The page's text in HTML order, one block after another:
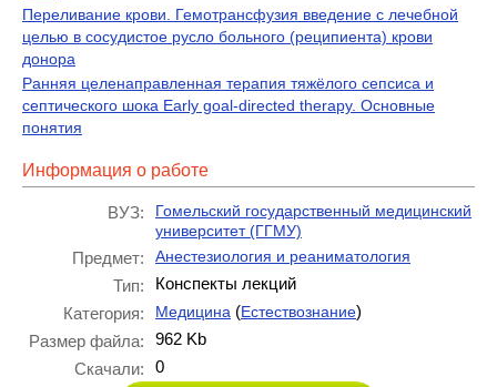
Переливание крови. Гемотрансфузия введение с лечебной
целью в сосудистое русло больного (реципиента) крови
донора
Ранняя целенаправленная терапия тяжёлого сепсиса и
септического шока Early goal-directed therapy. Основные
понятия
Информация о работе
ВУЗ:
Гомельский государственный медицинский
университет (ГГМУ)
Предмет: Анестезиология и реаниматология
Тип:
Конспекты лекций
Категория:
Медицина (Естествознание)
Размер файла:
962 Kb
Скачали:
0